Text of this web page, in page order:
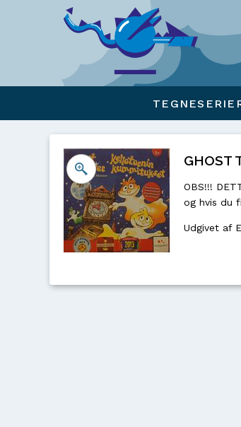
GHOST
OBS!!!
og hvis du
Udgivet af
Viser overlay for indkøbskurv